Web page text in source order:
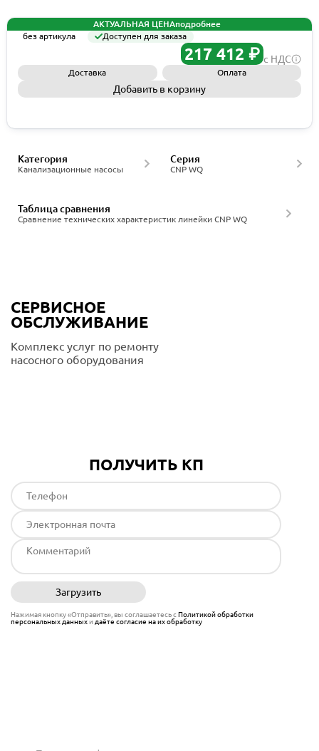
АКТУАЛЬНАЯ ЦЕНАподробнее
без артикула
Доступен для заказа
217 412 ₽ с НДС
Доставка Оплата
Добавить в корзину
Канализационные насосы
Категория
CNP WQ
Серия
Сравнение технических характеристик линейки CNP WQ
Таблица сравнения
СЕРВИСНОЕ
ОБСЛУЖИВАНИЕ
Комплекс услуг по ремонту
насосного оборудования
ПОЛУЧИТЬ КП
Загрузить
Нажимая кнопку «Отправить», вы соглашаетесь сПолитикой обработки
персональных данныхи даёте согласие на их обработку